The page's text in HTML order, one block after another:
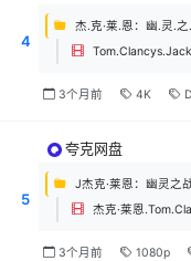
4
杰.克·莱.恩：幽.灵.
3个月前 4K
5
夸克网盘
J杰克·莱恩：幽灵之
3个月前 1080p